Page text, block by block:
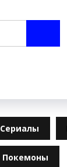
Сериалы
Покемоны